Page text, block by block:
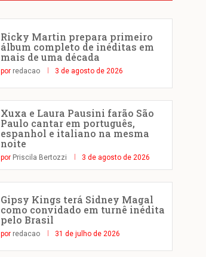
Ricky Martin prepara primeiro
álbum completo de inéditas em
mais de uma década
por redacao 3 de agosto de 2026
Xuxa e Laura Pausini farão São
Paulo cantar em português,
espanhol e italiano na mesma
noite
por Priscila Bertozzi 3 de agosto de 2026
Gipsy Kings terá Sidney Magal
como convidado em turnê inédita
pelo Brasil
por redacao 31 de julho de 2026